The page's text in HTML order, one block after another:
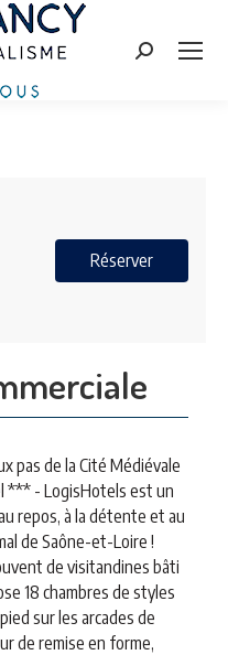
Search:
Réserver
pas de la Cité Médiévale
*** - LogisHotels est un
repos, à la détente et au
de Saône-et-Loire !
de visitandines bâti
18 chambres de styles
sur les arcades de
de remise en forme,